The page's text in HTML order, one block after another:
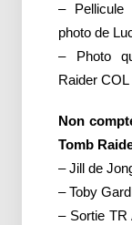
– Pellicule
photo de
– Photo
Raider COL
Non
Tomb
– Jill de
– Toby
– Sortie TR